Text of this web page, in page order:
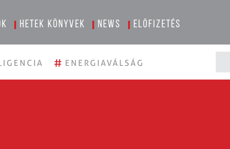
Hetek könyvek News Előfizetés
# ENERGIAVÁLSÁG